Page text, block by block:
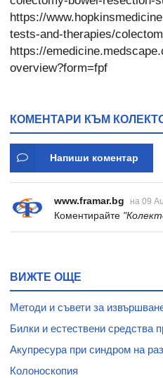
https://
tests-and-therapies/
https://
overview?form=fpf
КОМЕНТАРИ КЪМ
Напиши коментар
www.framar.bg на 09
Коментирайте
ВИЖТЕ ОЩЕ
Методи и съвети за
Билки и естествени средства
Акупресура при синдром на
Колоноскопия